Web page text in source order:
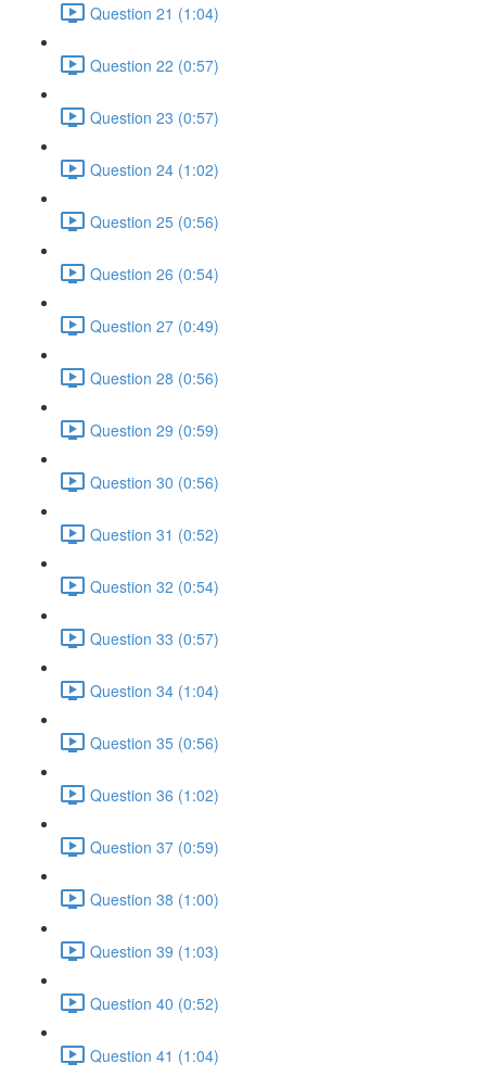
Question 21 (1:04)
Question 22 (0:57)
Question 23 (0:57)
Question 24 (1:02)
Question 25 (0:56)
Question 26 (0:54)
Question 27 (0:49)
Question 28 (0:56)
Question 29 (0:59)
Question 30 (0:56)
Question 31 (0:52)
Question 32 (0:54)
Question 33 (0:57)
Question 34 (1:04)
Question 35 (0:56)
Question 36 (1:02)
Question 37 (0:59)
Question 38 (1:00)
Question 39 (1:03)
Question 40 (0:52)
Question 41 (1:04)